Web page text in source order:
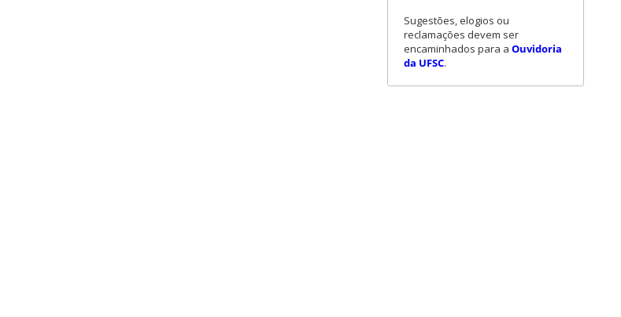
Sugestões, elogios ou
reclamações devem ser
encaminhados para a Ouvidoria
da UFSC.